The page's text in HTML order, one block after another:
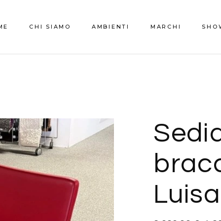
CHI SIAMO AMBIENTI
Camere Ragazzi
Arredo bagno
Outdoor
Porte
Complementi d’arredo
MARCHI
Luisa